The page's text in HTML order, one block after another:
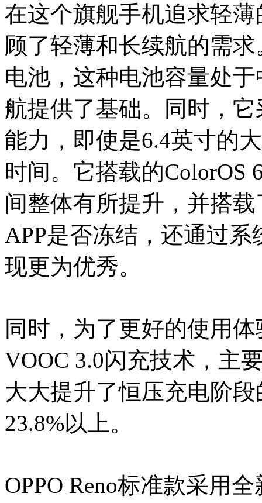
在这个旗舰手机追求轻薄
顾了轻薄和长续航的需
电池，这种电池容量处
航提供了基础。同时，
能力，即使是6.4英寸的
时间。它搭载的ColorOS
间整体有所提升，并搭
APP是否冻结，还通过
现更为优秀。
同时，为了更好的使用体
VOOC 3.0闪充技术，主
大大提升了恒压充电阶
23.8%以上。
OPPO Reno标准款采用